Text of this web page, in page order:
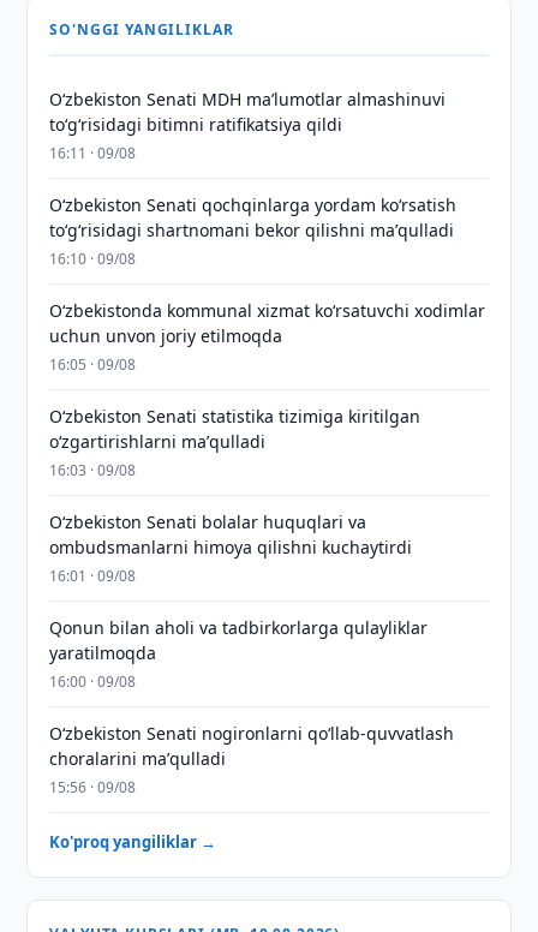
SO'NGGI YANGILIKLAR
Oʻzbekiston Senati MDH maʼlumotlar almashinuvi
toʻgʻrisidagi bitimni ratifikatsiya qildi
16:11 · 09/08
Oʻzbekiston Senati qochqinlarga yordam koʻrsatish
toʻgʻrisidagi shartnomani bekor qilishni maʼqulladi
16:10 · 09/08
Oʻzbekistonda kommunal xizmat koʻrsatuvchi xodimlar
uchun unvon joriy etilmoqda
16:05 · 09/08
Oʻzbekiston Senati statistika tizimiga kiritilgan
oʻzgartirishlarni maʼqulladi
16:03 · 09/08
Oʻzbekiston Senati bolalar huquqlari va
ombudsmanlarni himoya qilishni kuchaytirdi
16:01 · 09/08
Qonun bilan aholi va tadbirkorlarga qulayliklar
yaratilmoqda
16:00 · 09/08
Oʻzbekiston Senati nogironlarni qoʻllab-quvvatlash
choralarini maʼqulladi
15:56 · 09/08
Ko'proq yangiliklar →